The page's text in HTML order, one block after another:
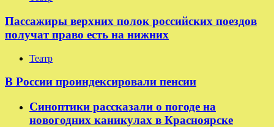
Пассажиры верхних полок российских поездов
получат право есть на нижних
Театр
В России проиндексировали пенсии
Синоптики рассказали о погоде на
новогодних каникулах в Красноярске